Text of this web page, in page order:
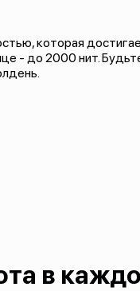
которая
- до 2000 нит.
в